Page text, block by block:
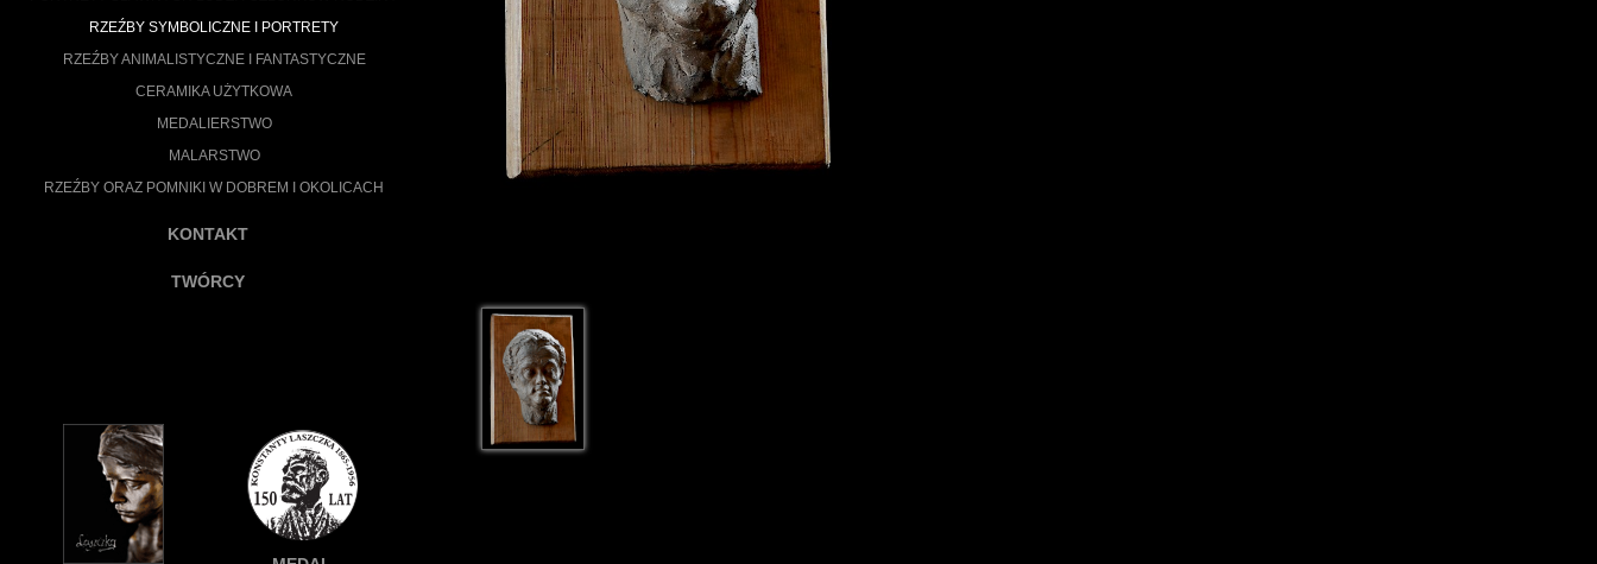
RZEŹBY SYMBOLICZNE I PORTRETY
RZEŹBY ANIMALISTYCZNE I FANTASTYCZNE
CERAMIKA UŻYTKOWA
MEDALIERSTWO
MALARSTWO
RZEŹBY ORAZ POMNIKI W DOBREM I OKOLICACH
KONTAKT
TWÓRCY